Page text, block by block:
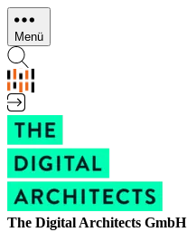
Direkt
zum
Inhalt
Menü
The Digital Architects GmbH